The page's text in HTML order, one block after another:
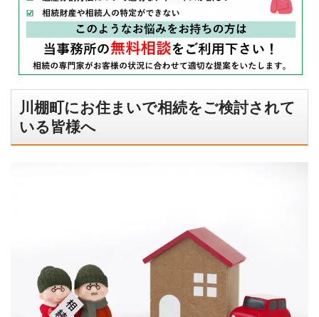
川棚町にお住まいで相続をご検討されて
いる皆様へ